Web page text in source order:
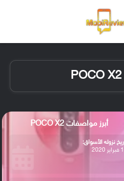
أبرز مواصفات POCO X2
نزوله الأسواق:
2020